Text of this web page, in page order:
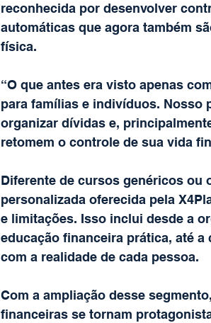
reconhecida por desenvolver
automáticas que agora também
física.
“O que antes era visto apenas
para famílias e indivíduos. Nosso
organizar dívidas e,
retomem o controle de sua vida
Diferente de cursos genéricos ou
personalizada oferecida pela
e limitações. Isso inclui desde a
educação financeira prática, até
com a realidade de cada pessoa.
Com a ampliação desse
financeiras se tornam